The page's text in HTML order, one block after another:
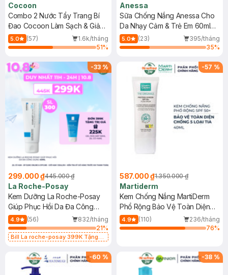
Cocoon
Combo 2 Nước Tẩy Trang Bí
Đao Cocoon Làm Sạch & Giảm
Dầu 500ml
5.0 (57)
1.6k/tháng
51%
Anessa
Sữa Chống Nắng Anessa Cho
Da Nhạy Cảm & Trẻ Em 60ml
(Mới)
5.0 (23)
395/tháng
35%
-33%
299.000 ₫445.000 ₫
La Roche-Posay
Kem Dưỡng La Roche-Posay
Giúp Phục Hồi Da Đa Công
Dụng 40ml
4.9 (56)
832/tháng
21%
Bill La roche-posay 399K Tặng
(SL có hạn)
-57 %
587.000 ₫1.350.000 ₫
Martiderm
Kem Chống Nắng MartiDerm
Phổ Rộng Bảo Vệ Toàn Diện
40ml
4.9 (110)
236/tháng
76%
-60 % -38 %